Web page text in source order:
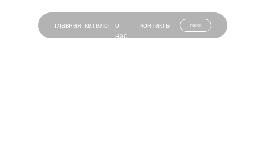
поиск
главная каталог о
нас
контакты